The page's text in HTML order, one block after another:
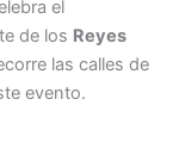
el
de los Reyes
las calles de
evento.